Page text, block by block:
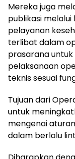
Mereka juga
publikasi
pelayanan
terlibat dalam
prasarana
pelaksanaan
teknis sesuai
Tujuan dari
untuk
mengenai
dalam berlalu